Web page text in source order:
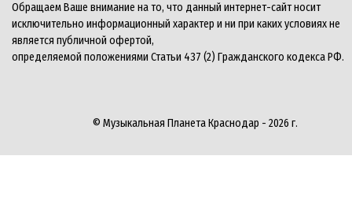
Обращаем Ваше внимание на то, что данный интернет-сайт носит
исключительно информационный характер и ни при каких условиях не
является публичной офертой,
определяемой положениями Статьи 437 (2) Гражданского кодекса РФ.
© Музыкальная Планета Краснодар - 2026 г.